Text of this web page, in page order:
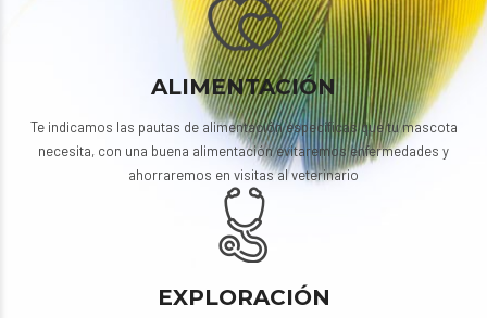
ALIMENTACIÓN
Te indicamos las pautas de alimentación específicas que tu mascota
necesita, con una buena alimentación evitaremos enfermedades y
ahorraremos en visitas al veterinario
EXPLORACIÓN